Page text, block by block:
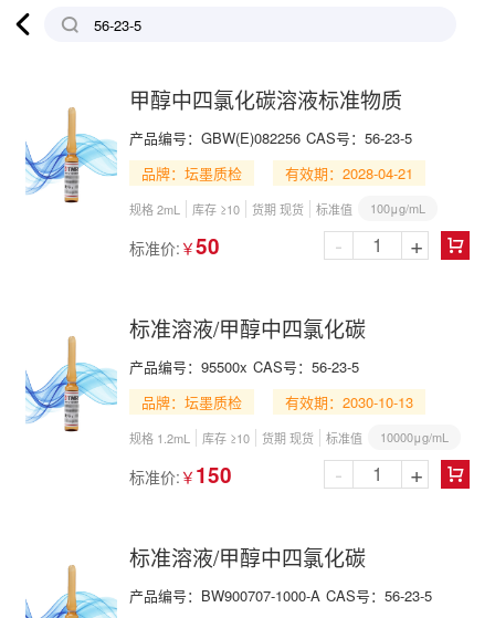

甲醇中四氯化碳溶液标准物质
产品编号： GBW(E)082256 CAS号： 56-23-5
品牌：坛墨质检
有效期：2028-04-21
规格 2mL 库存 ≥10 货期 现货 标准值 100μg/mL
标准价: ￥50 
- +
标准溶液/甲醇中四氯化碳
产品编号： 95500x CAS号： 56-23-5
品牌：坛墨质检
有效期：2030-10-13
规格 1.2mL 库存 ≥10 货期 现货 标准值 10000μg/mL
标准价: ￥ 150 
- +
标准溶液/甲醇中四氯化碳
产品编号： BW900707-1000-A CAS号： 56-23-5